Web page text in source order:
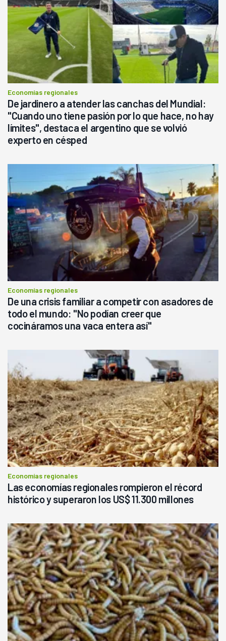
Economías regionales
De jardinero a atender las canchas del Mundial:
"Cuando uno tiene pasión por lo que hace, no hay
límites", destaca el argentino que se volvió
experto en césped
Economías regionales
De una crisis familiar a competir con asadores de
todo el mundo: "No podían creer que
cocináramos una vaca entera así"
Economías regionales
Las economías regionales rompieron el récord
histórico y superaron los US$ 11.300 millones